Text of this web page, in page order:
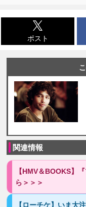
ポスト
関連情報
【HMV＆BOOKS】
ら＞＞＞
【ローチケ】いま大